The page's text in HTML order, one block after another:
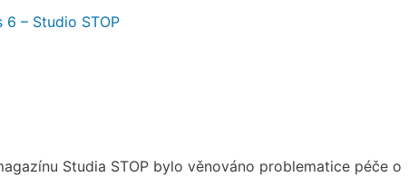
6 – Studio STOP
Studia STOP bylo věnováno problematice péče o